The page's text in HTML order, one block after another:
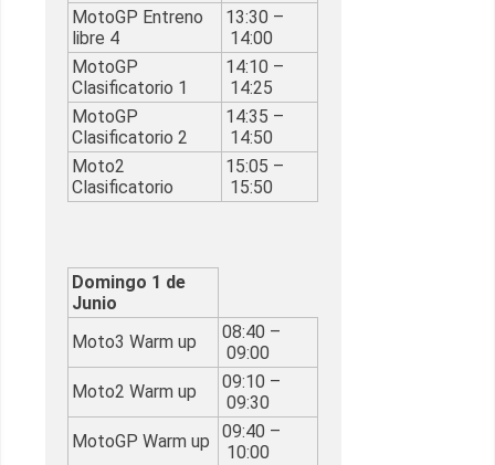
MotoGP Entreno
libre 4
13:30 –
14:00
MotoGP
Clasificatorio 1
14:10 –
14:25
MotoGP
Clasificatorio 2
14:35 –
14:50
Moto2
Clasificatorio
15:05 –
15:50
Domingo 1 de
Junio
Moto3 Warm up
08:40 –
09:00
Moto2 Warm up
09:10 –
09:30
MotoGP Warm up
09:40 –
10:00